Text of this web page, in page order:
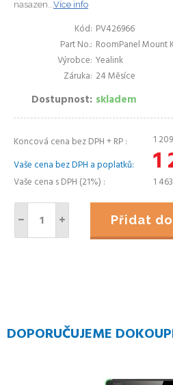
nasazen...Více info
Kód PV426966
Part No. RoomPanel Mount
Výrobce Yealink
Záruka 24 Měsíce
Dostupnost skladem
Koncová cena bez DPH + RP 1 209
Vaše cena bez DPH a poplatků
1
Vaše cena s DPH (21%) 1 463
Přidat
DOPORUČUJEME